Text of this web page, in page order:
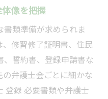
像を把握
類準備が求められま
修習修了証明書、住民
誓約書、登録申請書な
弁護士会ごとに細かな
登録 必要書類や弁護士